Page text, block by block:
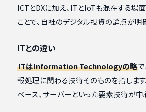
ICTとDXに加え、ITとIoTも混在する場
ことで、自社のデジタル投資の論点が明
ITとの違い
ITはInformation Technologyの略
報処理に関わる技術そのものを指します
ベース、サーバーといった要素技術が中